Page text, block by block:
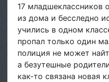
17 младшеклассников
из дома и бесследно
учились в одном
пропал только один
полиция не может
а безутешные
как-то связана новая